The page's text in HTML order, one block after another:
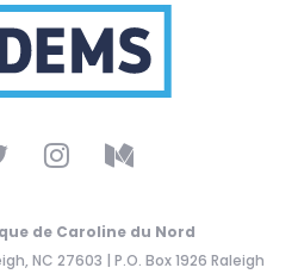
de Caroline du Nord
NC 27603 | P.O. Box 1926 Raleigh